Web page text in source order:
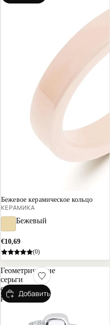
Почти распродано
Бежевое керамическое кольцо
КЕРАМИКА
Бежевый
€10,69
(0)
Геометрические
серьги
с
родиемДобавить